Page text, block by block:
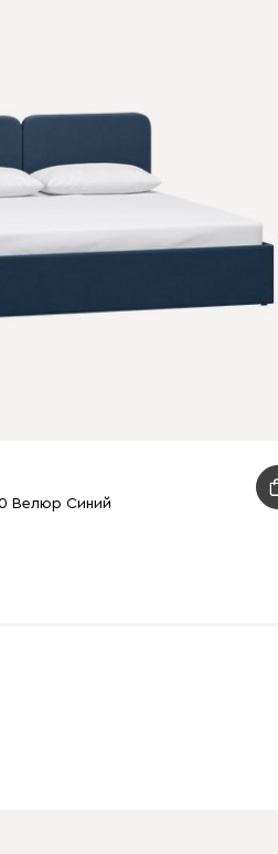
Велюр Синий